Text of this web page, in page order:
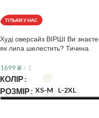
ТІЛЬКИ У НАС
Худі оверсайз ВІРШІ Ви знаєте,
як липа шелестить? Тичина
1699₴ 1
КОЛІР
РОЗМІР
XS-M L-2XL